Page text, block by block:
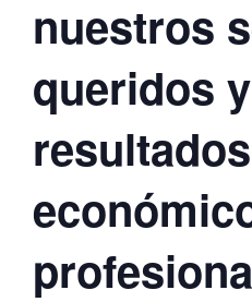
nuestros
queridos
resultados